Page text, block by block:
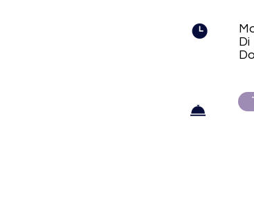
Di
Do